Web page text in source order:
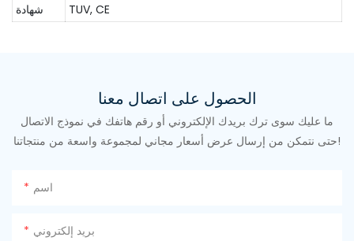
شهادة
TUV, CE
الحصول على اتصال معنا
ما عليك سوى ترك بريدك الإلكتروني أو رقم هاتفك في نموذج الاتصال
حتى نتمكن من إرسال عرض أسعار مجاني لمجموعة واسعة من منتجاتنا!
اسم
بريد إلكتروني